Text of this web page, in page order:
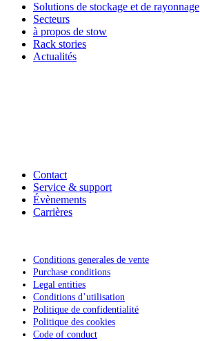
Solutions de stockage et de rayonnage
Secteurs
à propos de stow
Rack stories
Actualités
Contact
Service & support
Évènements
Carrières
Conditions generales de vente
Purchase conditions
Legal entities
Conditions d’utilisation
Politique de confidentialité
Politique des cookies
Code of conduct